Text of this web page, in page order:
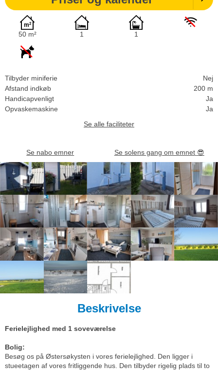
50 m² 1 1
Tilbyder miniferie
Nej
Afstand indkøb
200 m
Handicapvenligt
Ja
Opvaskemaskine
Ja
Se alle faciliteter
Se nabo emner Se solens gang om emnet 😎
Beskrivelse
Ferielejlighed med 1 soveværelse
Bolig:
Besøg os på Østersøkysten i vores ferielejlighed. Den ligger i
stueetagen af vores fritliggende hus. Den tilbyder rigelig plads til to